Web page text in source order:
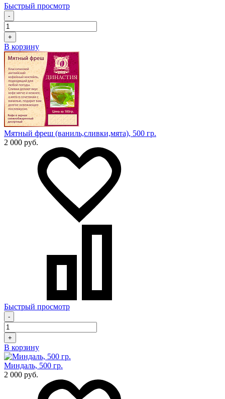
Быстрый просмотр
-
+
В корзину
Мятный фреш (ваниль,сливки,мята), 500 гр.
2 000 руб.
Быстрый просмотр
-
+
В корзину
Миндаль, 500 гр.
2 000 руб.